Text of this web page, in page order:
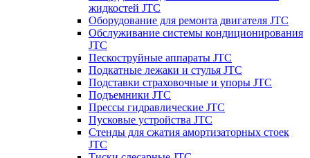
жидкостей JTC
Оборудование для ремонта двигателя JTC
Обслуживание системы кондиционирования
JTC
Пескоструйные аппараты JTC
Подкатные лежаки и стулья JTC
Подставки страховочные и упоры JTC
Подъемники JTC
Прессы гидравлические JTC
Пусковые устройства JTC
Стенды для сжатия амортизаторных стоек
JTC